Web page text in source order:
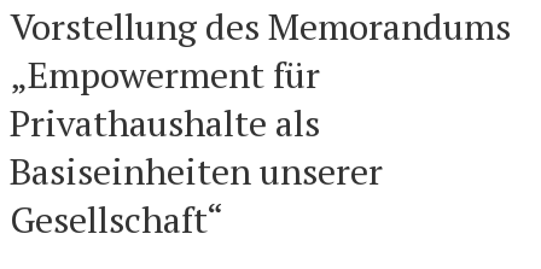
Vorstellung des Memorandums
„Empowerment für
Privathaushalte als
Basiseinheiten unserer
Gesellschaft“